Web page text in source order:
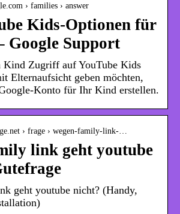
› families › answer
Kids-Optionen für
Google Support
Kind Zugriff auf YouTube Kids
Elternaufsicht geben möchten,
Konto für Ihr Kind erstellen.
› frage › wegen-family-link-…
link geht youtube
geht youtube nicht? (Handy,